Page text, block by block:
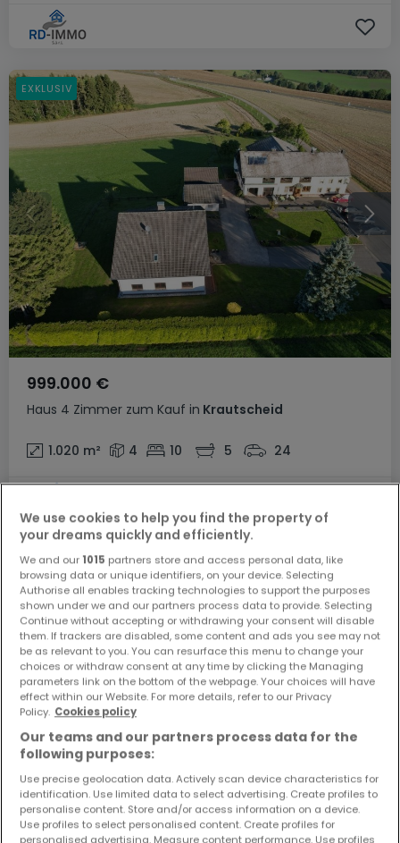
Haus 4 Zimmer zum Kauf in Krautscheid
999.000 €
1.020 m² 4 10 5 24
EXKLUSIV
We use cookies to help you find the property of
your dreams quickly and efficiently.
We and our 1015 partners store and access personal data, like
browsing data or unique identifiers, on your device. Selecting
Authorise all enables tracking technologies to support the purposes
shown under we and our partners process data to provide. Selecting
Continue without accepting or withdrawing your consent will disable
them. If trackers are disabled, some content and ads you see may not
be as relevant to you. You can resurface this menu to change your
choices or withdraw consent at any time by clicking the Managing
parameters link on the bottom of the webpage. Your choices will have
effect within our Website. For more details, refer to our Privacy
Policy. Cookies policy
Our teams and our partners process data for the
following purposes:
Use precise geolocation data. Actively scan device characteristics for
identification. Use limited data to select advertising. Create profiles to
personalise content. Store and/or access information on a device.
Use profiles to select personalised content. Create profiles for
personalised advertising. Measure content performance. Use profiles